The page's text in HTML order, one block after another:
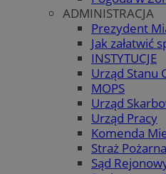
ADMINISTRACJA
Prezydent
Jak załatwić
INSTYTUCJE
Urząd Stanu
MOPS
Urząd
Urząd Pracy
Komenda
Straż Pożarna
Sąd